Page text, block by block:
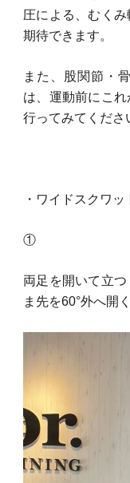
圧による、むく
期待できます。
また、股関節・
は、運動前にこ
行ってみてくださ
・ワイドスクワッ
①
両足を開いて立
ま先を60°外へ開く